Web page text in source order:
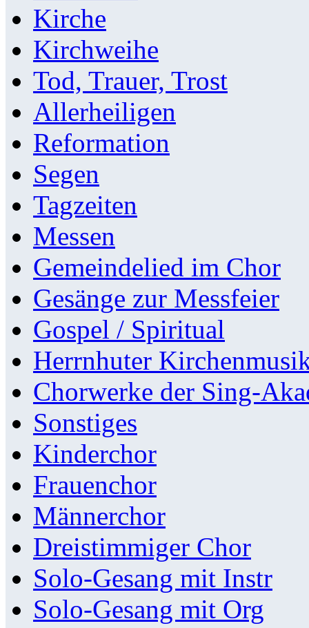
Kirche
Kirchweihe
Tod, Trauer, Trost
Allerheiligen
Reformation
Segen
Tagzeiten
Messen
Gemeindelied im Chor
Gesänge zur Messfeier
Gospel / Spiritual
Herrnhuter
Chorwerke der Sing-
Sonstiges
Kinderchor
Frauenchor
Männerchor
Dreistimmiger Chor
Solo-Gesang mit Instr
Solo-Gesang mit Org